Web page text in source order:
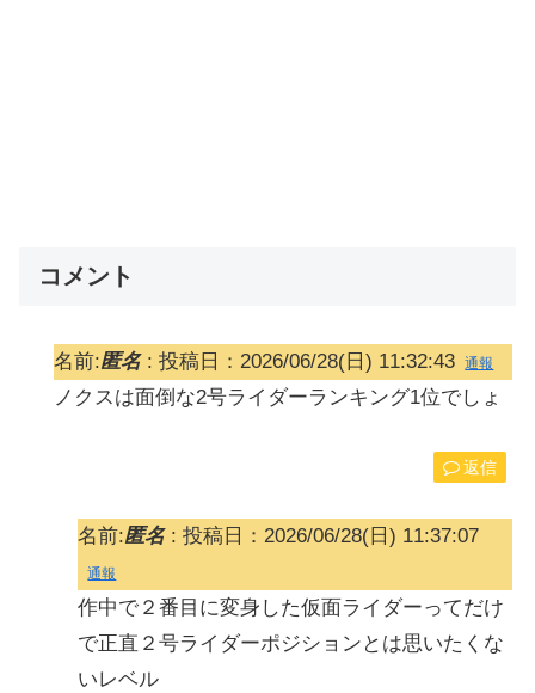
コメント
名前:匿名: 投稿日：2026/06/28(日) 11:32:43 通報
ノクスは面倒な2号ライダーランキング1位でしょ
返信
名前:匿名: 投稿日：2026/06/28(日) 11:37:07
通報
作中で２番目に変身した仮面ライダーってだけ
で正直２号ライダーポジションとは思いたくな
いレベル